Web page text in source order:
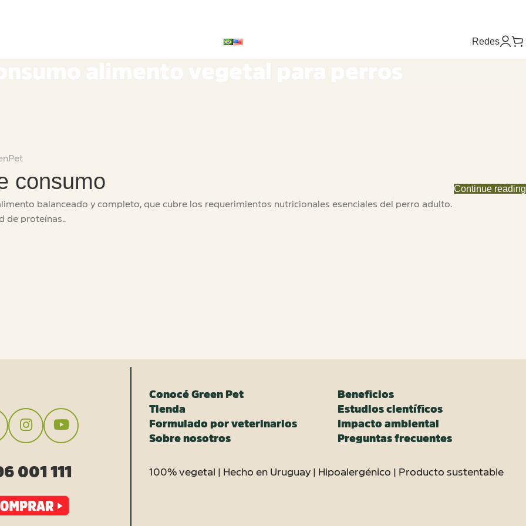
Redes
consumo
balanceado y completo, que cubre los requerimientos nutricionales esenciales del perro adulto.
de proteínas..
Continue reading
001 111
Conocé Green Pet
Tienda
Formulado por veterinarios
Sobre nosotros
Beneficios
Estudios científicos
Impacto ambiental
Preguntas frecuentes
100% vegetal | Hecho en Uruguay | Hipoalergénico | Producto sustentable